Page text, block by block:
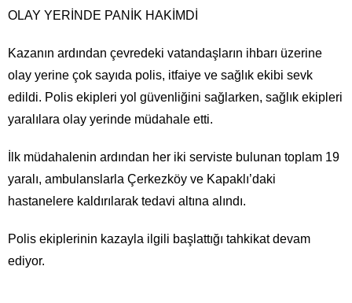
OLAY YERİNDE PANİK HAKİMDİ
Kazanın ardından çevredeki vatandaşların ihbarı üzerine
olay yerine çok sayıda polis, itfaiye ve sağlık ekibi sevk
edildi. Polis ekipleri yol güvenliğini sağlarken, sağlık ekipleri
yaralılara olay yerinde müdahale etti.
İlk müdahalenin ardından her iki serviste bulunan toplam 19
yaralı, ambulanslarla Çerkezköy ve Kapaklı’daki
hastanelere kaldırılarak tedavi altına alındı.
Polis ekiplerinin kazayla ilgili başlattığı tahkikat devam
ediyor.